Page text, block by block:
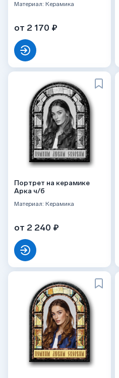
Материал: Керамика
от 2 170 ₽
Портрет на керамике
Арка ч/б
Материал: Керамика
от 2 240 ₽